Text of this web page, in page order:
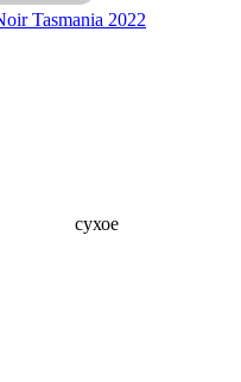
Tasmania 2022
сухое